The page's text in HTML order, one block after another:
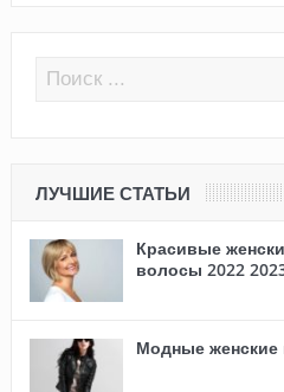
ЛУЧШИЕ СТАТЬИ
Красивые
волосы 2022
Модные женские